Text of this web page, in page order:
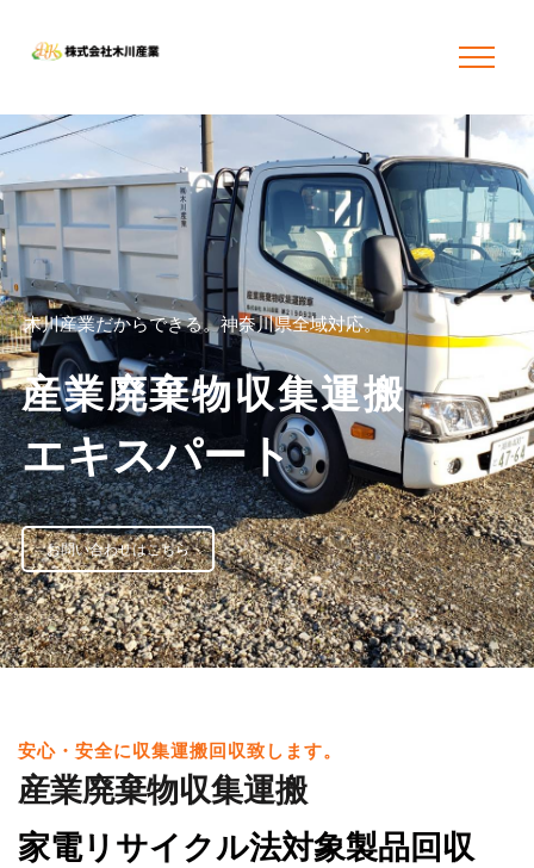
エキスパート
お問い合わせはこちら
木川産業だからできる。神奈川県全域対応。
産業廃棄物収集運搬
安心・安全に収集運搬回収致します。
産業廃棄物収集運搬
家電リサイクル法対象製品回収